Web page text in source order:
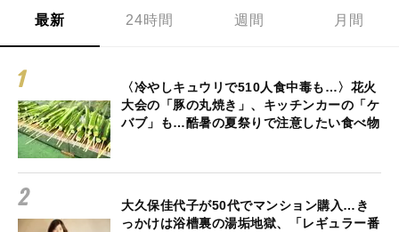
最新 24時間 週間 月間
〈冷やしキュウリで510人食中毒も…〉花火
大会の「豚の丸焼き」、キッチンカーの「ケ
バブ」も…酷暑の夏祭りで注意したい食べ物
大久保佳代子が50代でマンション購入…き
っかけは浴槽裏の湯垢地獄、「レギュラー番